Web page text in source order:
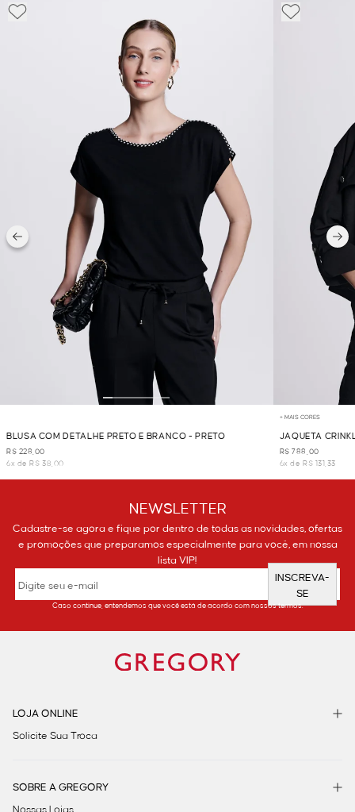
BLUSA COM DETALHE PRETO E BRANCO - PRETO
R$ 228,00
6x de R$ 38,00
+ MAIS CORES
JAQUETA
R$ 788,00
6x de R$ 131,33
NEWSLETTER
Cadastre-se agora e fique por dentro de todas as novidades, ofertas
e promoções que preparamos especialmente para você, em nossa
lista VIP!
INSCREVA-
SE
Caso continue, entendemos que você está de acordo com nossos termos.
LOJA ONLINE
Solicite Sua Troca
SOBRE A GREGORY